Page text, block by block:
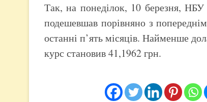
Так, на понеділок, 10 березня,
подешевшав порівняно з
останні п’ять місяців. Найменше
курс становив 41,1962 грн.